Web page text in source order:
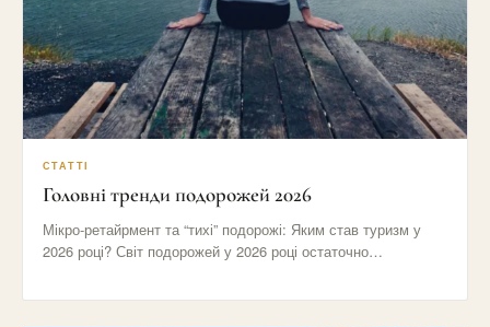
СТАТТІ
Головні тренди подорожей 2026
Мікро-ретайрмент та “тихі” подорожі: Яким став туризм у
2026 році? Світ подорожей у 2026 році остаточно